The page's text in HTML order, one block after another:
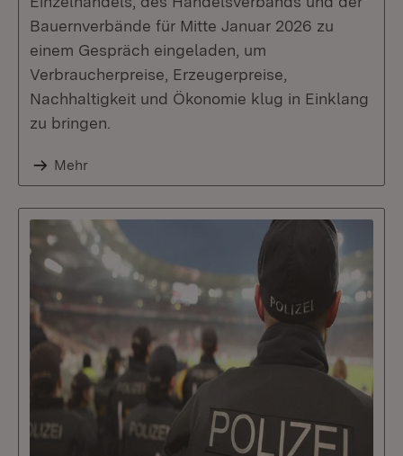
Bauernverbände für Mitte Januar 2026 zu
einem Gespräch eingeladen, um
Verbraucherpreise, Erzeugerpreise,
Nachhaltigkeit und Ökonomie klug in Einklang
zu bringen.
Mehr